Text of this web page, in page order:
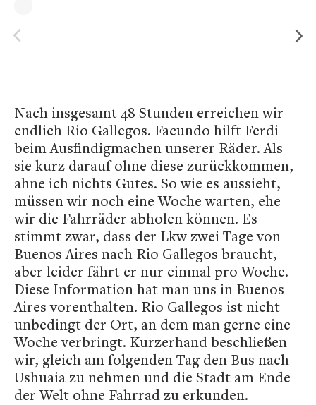
Nach insgesamt 48 Stunden erreichen wir
endlich Rio Gallegos. Facundo hilft Ferdi
beim Ausfindigmachen unserer Räder. Als
sie kurz darauf ohne diese zurückkommen,
ahne ich nichts Gutes. So wie es aussieht,
müssen wir noch eine Woche warten, ehe
wir die Fahrräder abholen können. Es
stimmt zwar, dass der Lkw zwei Tage von
Buenos Aires nach Rio Gallegos braucht,
aber leider fährt er nur einmal pro Woche.
Diese Information hat man uns in Buenos
Aires vorenthalten. Rio Gallegos ist nicht
unbedingt der Ort, an dem man gerne eine
Woche verbringt. Kurzerhand beschließen
wir, gleich am folgenden Tag den Bus nach
Ushuaia zu nehmen und die Stadt am Ende
der Welt ohne Fahrrad zu erkunden.